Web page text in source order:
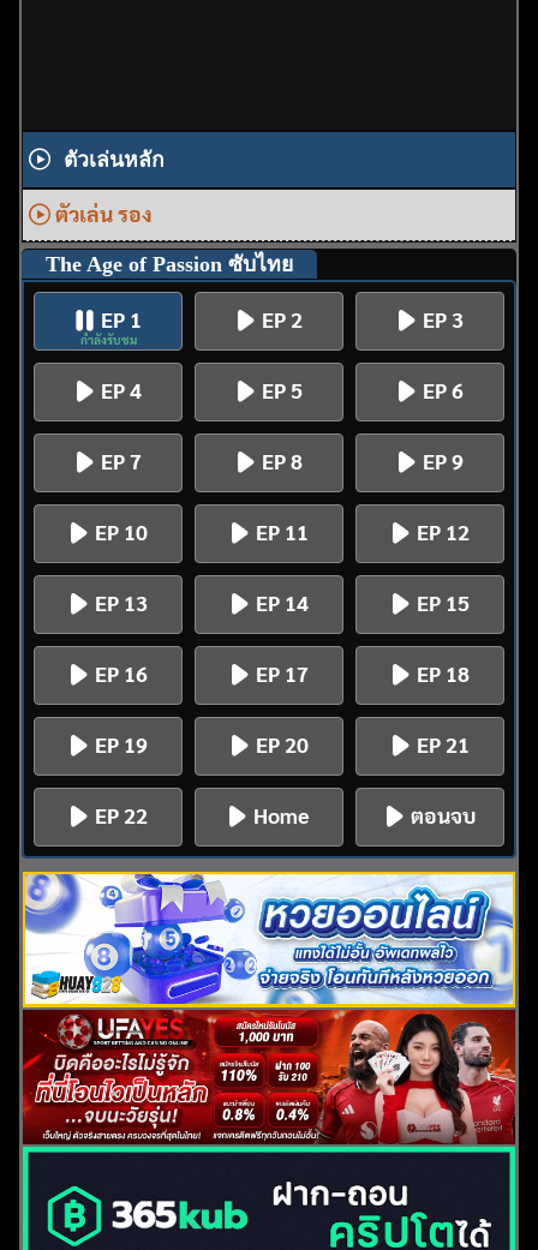
ตัวเล่นหลัก
ตัวเล่น รอง
The Age of Passion ซับไทย
EP 1
กำลังรับชม
EP 2 EP 3
EP 4 EP 5 EP 6
EP 7 EP 8 EP 9
EP 10 EP 11 EP 12
EP 13 EP 14 EP 15
EP 16 EP 17 EP 18
EP 19 EP 20 EP 21
EP 22 Home ตอนจบ